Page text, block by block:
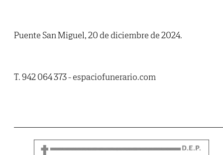
Puente San Miguel, 20 de diciembre de 2024.
T. 942 064 373 - espaciofunerario.com